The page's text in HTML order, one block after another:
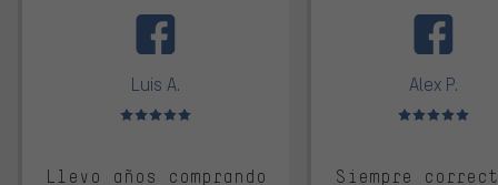
Luis A.
Valoración media: 5 de 5
Llevo años comprando
Alex P.
Valoración
Siempre